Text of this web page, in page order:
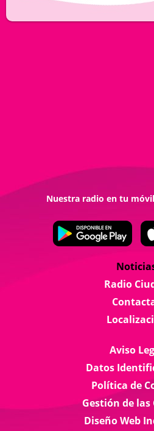
Radio
Aviso
Datos
Política de
Gestión de las
Diseño Web
Nuestra radio en tu